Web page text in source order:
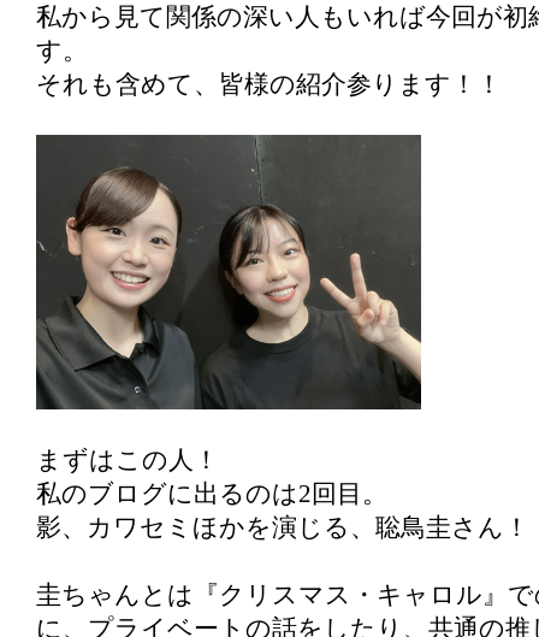
私から見て関係の深い人もいれば今回が初
す。
それも含めて、皆様の紹介参ります！！
まずはこの人！
私のブログに出るのは2回目。
影、カワセミほかを演じる、聡鳥圭さん！
圭ちゃんとは『クリスマス・キャロル』
に、プライベートの話をしたり、共通の